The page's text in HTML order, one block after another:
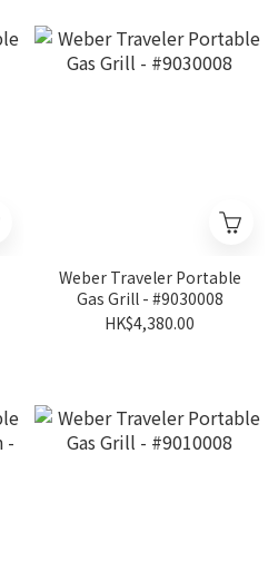
Weber Traveler Portable
Gas Grill - #9030008
HK$4,380.00